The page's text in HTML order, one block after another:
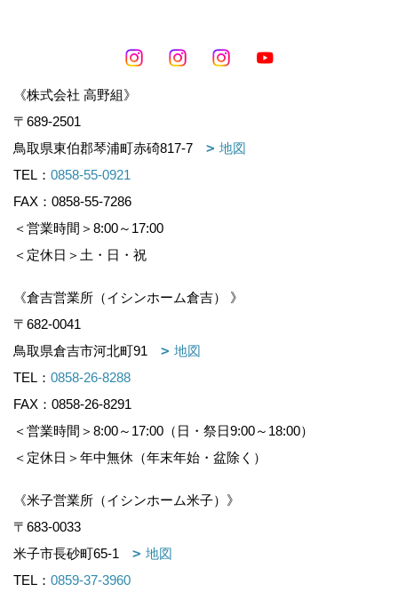
《株式会社 高野組》
〒689-2501
鳥取県東伯郡琴浦町赤碕817-7
地図
TEL： 0858-55-0921
FAX：0858-55-7286
＜営業時間＞8:00～17:00
＜定休日＞土・日・祝
《倉吉営業所（イシンホーム倉吉） 》
〒682-0041
鳥取県倉吉市河北町91
地図
TEL： 0858-26-8288
FAX：0858-26-8291
＜営業時間＞8:00～17:00（日・祭日9:00～18:00）
＜定休日＞年中無休（年末年始・盆除く）
《米子営業所（イシンホーム米子）》
〒683-0033
米子市長砂町65-1
地図
TEL： 0859-37-3960